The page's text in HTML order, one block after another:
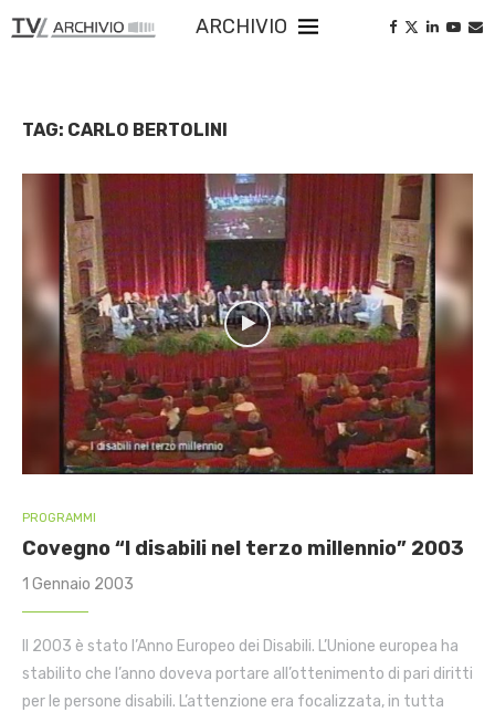
ARCHIVIO
TAG: CARLO BERTOLINI
PROGRAMMI
Covegno “I disabili nel terzo millennio” 2003
1 Gennaio 2003
Il 2003 è stato l’Anno Europeo dei Disabili. L’Unione europea ha
stabilito che l’anno doveva portare all’ottenimento di pari diritti
per le persone disabili. L’attenzione era focalizzata, in tutta